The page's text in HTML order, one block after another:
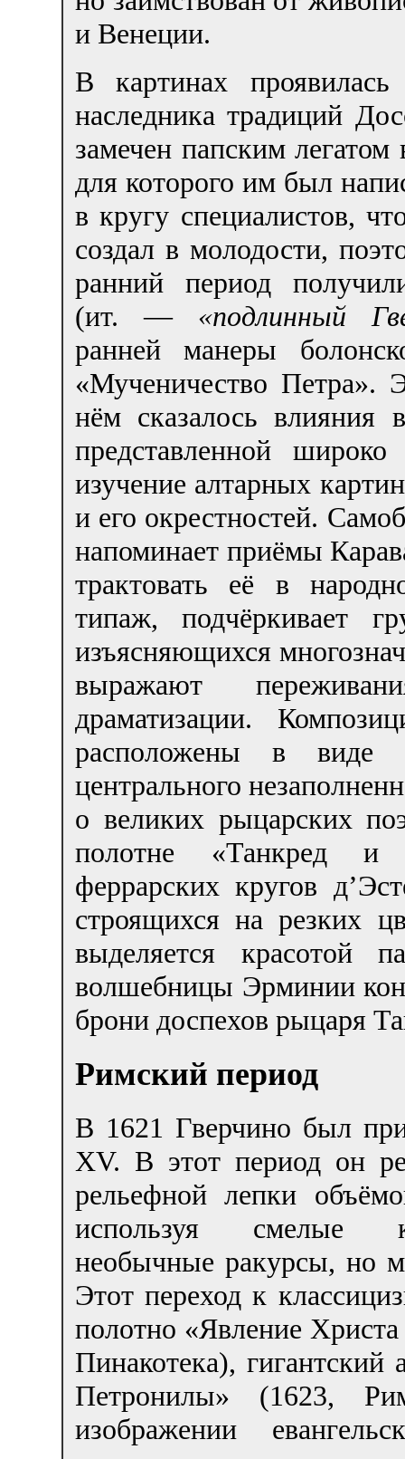
и Венеции.
В картинах проявилась
наследника традиций
замечен папским
для которого им был
в кругу специалистов,
создал в молодости,
ранний период
(ит. — «подлинный
ранней манеры
«Мученичество Петра».
нём сказалось влияния
представленной
изучение алтарных
и его окрестностей.
напоминает приёмы
трактовать её в
типаж, подчёркивает
изъясняющихся
выражают
драматизации.
расположены в виде
центрального
о великих рыцарских
полотне «Танкред и
феррарских кругов
строящихся на резких
выделяется красотой
волшебницы Эрминии
брони доспехов рыцаря
Римский период
В 1621 Гверчино был
XV. В этот период он
рельефной лепки
используя смелые
необычные ракурсы, но
Этот переход к
полотно «Явление
Пинакотека),
Петронилы» (1623,
изображении